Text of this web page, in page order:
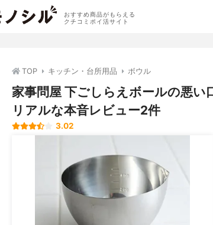
おすすめ商品がもらえる
クチコミポイ活サイト
TOP キッチン・台所用品 ボウル
家事問屋 下ごしらえボールの悪い
リアルな本音レビュー2件
3.02